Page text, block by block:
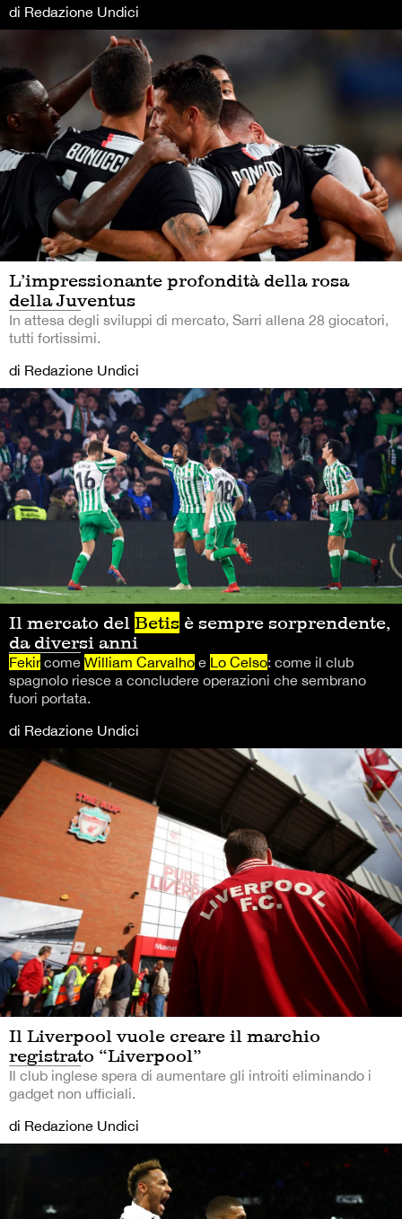
di Redazione Undici
L’impressionante profondità della rosa
della Juventus
In attesa degli sviluppi di mercato, Sarri allena 28 giocatori,
tutti fortissimi.
di Redazione Undici
Il mercato del Betis è sempre sorprendente,
da diversi anni
Fekir come William Carvalho e Lo Celso: come il club
spagnolo riesce a concludere operazioni che sembrano
fuori portata.
di Redazione Undici
Il Liverpool vuole creare il marchio
registrato “Liverpool”
Il club inglese spera di aumentare gli introiti eliminando i
gadget non ufficiali.
di Redazione Undici